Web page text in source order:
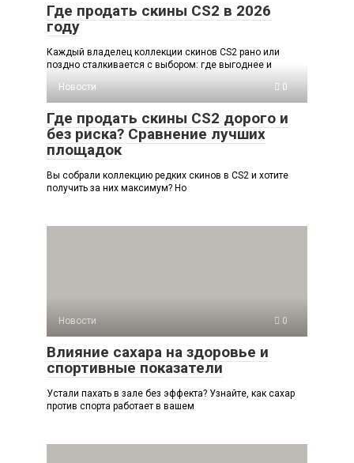
Где продать скины CS2 в 2026
году
Каждый владелец коллекции скинов CS2 рано или
поздно сталкивается с выбором: где выгоднее и
Новости
0
Где продать скины CS2 дорого и
без риска? Сравнение лучших
площадок
Вы собрали коллекцию редких скинов в CS2 и хотите
получить за них максимум? Но
Новости 0
Влияние сахара на здоровье и
спортивные показатели
Устали пахать в зале без эффекта? Узнайте, как сахар
против спорта работает в вашем